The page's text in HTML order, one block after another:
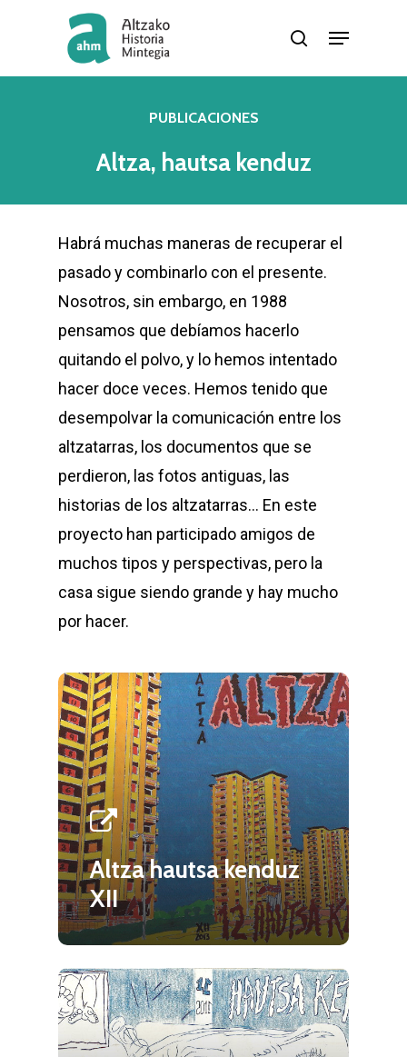
buscar
Menu
PUBLICACIONES
Altza, hautsa kenduz
Habrá muchas maneras de recuperar el
pasado y combinarlo con el presente.
Nosotros, sin embargo, en 1988
pensamos que debíamos hacerlo
quitando el polvo, y lo hemos intentado
hacer doce veces. Hemos tenido que
desempolvar la comunicación entre los
altzatarras, los documentos que se
perdieron, las fotos antiguas, las
historias de los altzatarras… En este
proyecto han participado amigos de
muchos tipos y perspectivas, pero la
casa sigue siendo grande y hay mucho
por hacer.
Altza hautsa kenduz
XII